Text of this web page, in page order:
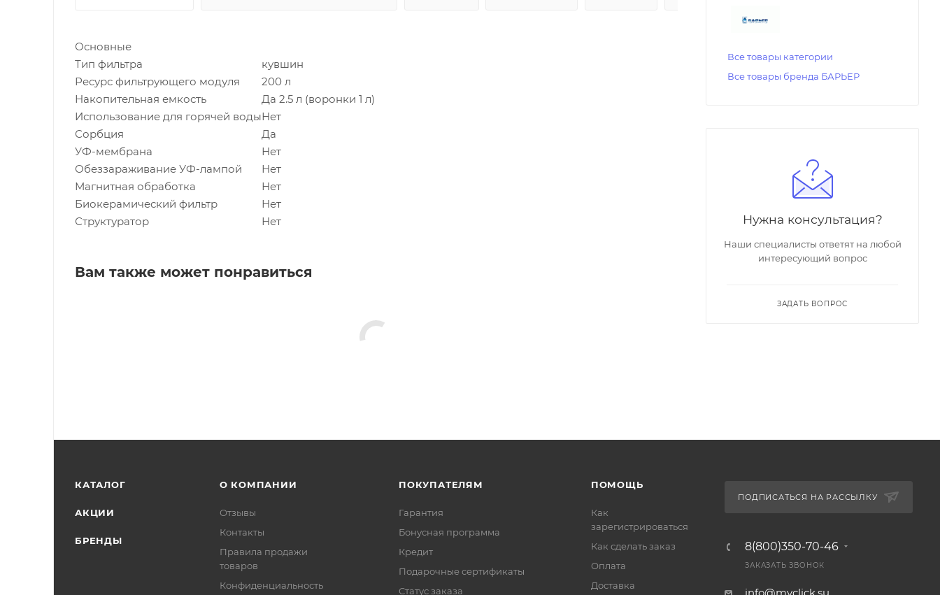
Основные
Тип фильтра
кувшин
Ресурс фильтрующего модуля
200 л
Накопительная емкость
Да 2.5 л (воронки 1 л)
Использование для горячей водыНет
Сорбция
Да
УФ-мембрана
Нет
Обеззараживание УФ-лампой
Нет
Магнитная обработка
Нет
Биокерамический фильтр
Нет
Структуратор
Нет
Вам также может понравиться
Все товары категории
Все товары бренда БАРЬЕР
Нужна консультация?
Наши специалисты ответят на любой
интересующий вопрос
ЗАДАТЬ ВОПРОС
КАТАЛОГ
АКЦИИ
БРЕНДЫ
О КОМПАНИИ
Отзывы
Контакты
Правила продажи
товаров
Конфиденциальность
ПОКУПАТЕЛЯМ
Гарантия
Бонусная программа
Кредит
Подарочные сертификаты
Статус заказа
ПОМОЩЬ
Как
зарегистрироваться
Как сделать заказ
Оплата
Доставка
ПОДПИСАТЬСЯ НА РАССЫЛКУ
8(800)350-70-46
ЗАКАЗАТЬ ЗВОНОК